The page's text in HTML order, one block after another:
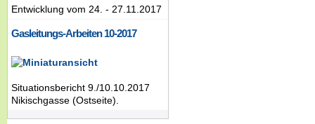
Entwicklung vom 24. - 27.11.2017
Gasleitungs-Arbeiten 10-2017
Situationsbericht 9./10.10.2017
Nikischgasse (Ostseite).